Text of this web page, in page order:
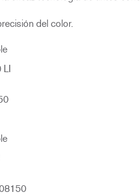
del color.
LI